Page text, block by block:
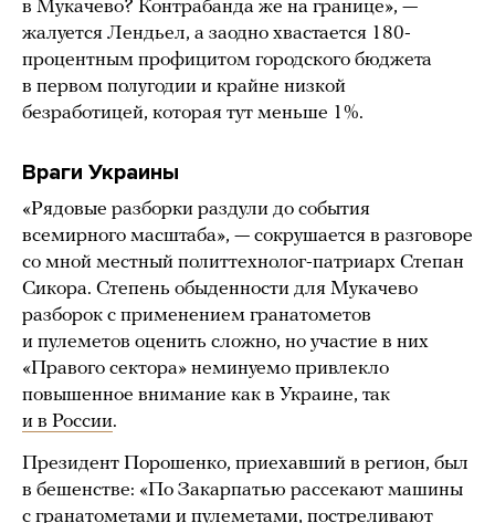
в Мукачево? Контрабанда же на границе», —
жалуется Лендьел, а заодно хвастается 180-
процентным профицитом городского бюджета
в первом полугодии и крайне низкой
безработицей, которая тут меньше 1%.
Враги Украины
«Рядовые разборки раздули до события
всемирного масштаба», — сокрушается в разговоре
со мной местный политтехнолог-патриарх Степан
Сикора. Степень обыденности для Мукачево
разборок с применением гранатометов
и пулеметов оценить сложно, но участие в них
«Правого сектора» неминуемо привлекло
повышенное внимание как в Украине, так
и в России.
Президент Порошенко, приехавший в регион, был
в бешенстве: «По Закарпатью рассекают машины
с гранатометами и пулеметами, постреливают